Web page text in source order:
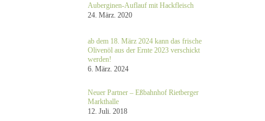
Auberginen-Auflauf mit Hackfleisch
24. März. 2020
ab dem 18. März 2024 kann das frische
Olivenöl aus der Ernte 2023 verschickt
werden!
6. März. 2024
Neuer Partner – Eßbahnhof Rietberger
Markthalle
12. Juli. 2018